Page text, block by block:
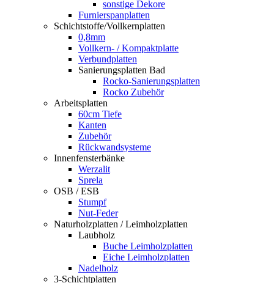
sonstige Dekore
Furnierspanplatten
Schichtstoffe/Vollkernplatten
0,8mm
Vollkern- / Kompaktplatte
Verbundplatten
Sanierungsplatten Bad
Rocko-Sanierungsplatten
Rocko Zubehör
Arbeitsplatten
60cm Tiefe
Kanten
Zubehör
Rückwandsysteme
Innenfensterbänke
Werzalit
Sprela
OSB / ESB
Stumpf
Nut-Feder
Naturholzplatten / Leimholzplatten
Laubholz
Buche Leimholzplatten
Eiche Leimholzplatten
Nadelholz
3-Schichtplatten